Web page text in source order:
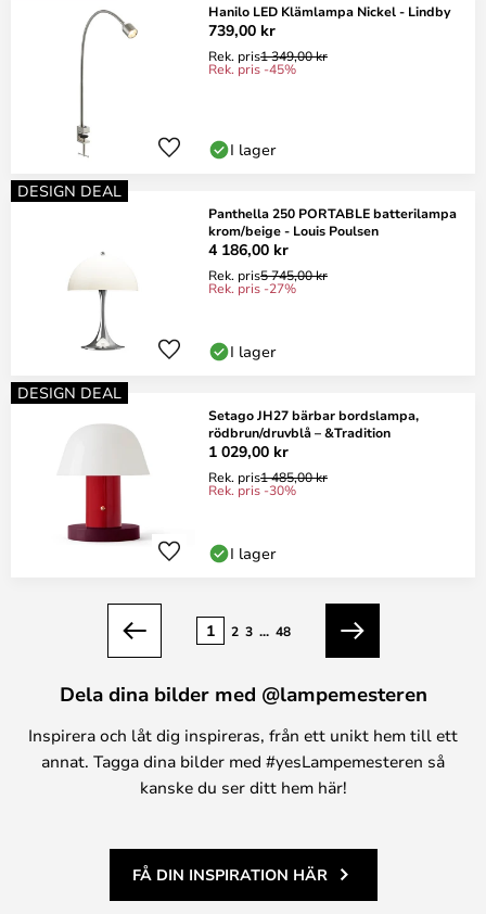
Hanilo LED Klämlampa Nickel - Lindby
739,00 kr
Rek. pris1 349,00 kr
Rek. pris -45%
I lager
DESIGN DEAL
Panthella 250 PORTABLE batterilampa
krom/beige - Louis Poulsen
4 186,00 kr
Rek. pris5 745,00 kr
Rek. pris -27%
I lager
DESIGN DEAL
Setago JH27 bärbar bordslampa,
rödbrun/druvblå – &Tradition
1 029,00 kr
Rek. pris1 485,00 kr
Rek. pris -30%
I lager
Föregående
1 2 3 ... 48
Nästa
Dela dina bilder med @lampemesteren
Inspirera och låt dig inspireras, från ett unikt hem till ett
annat. Tagga dina bilder med #yesLampemesteren så
kanske du ser ditt hem här!
FÅ DIN INSPIRATION HÄR